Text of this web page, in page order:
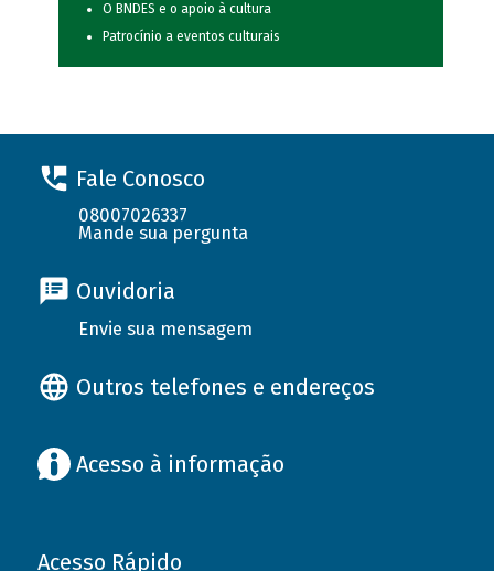
O BNDES e o apoio à cultura
Patrocínio a eventos culturais
Fale Conosco
08007026337
Mande sua pergunta
Ouvidoria
Envie sua mensagem
Outros telefones e endereços
Acesso à informação
Acesso Rápido